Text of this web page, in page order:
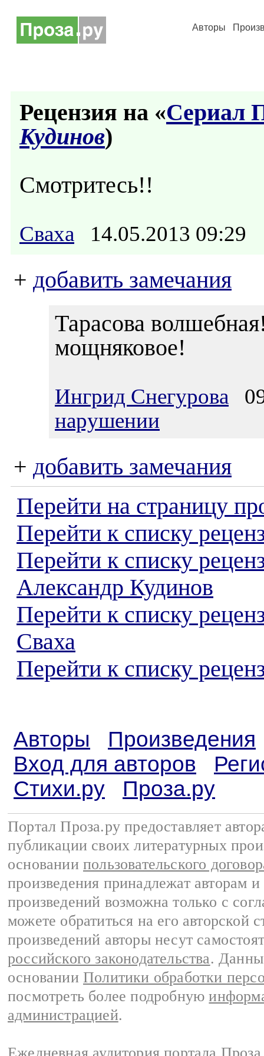
Авторы
Рецензия на «Сериал
Кудинов)
Смотритесь!!
Сваха 14.05.2013 09:29
+ добавить замечания
Тарасова
мощняковое!
Ингрид Снегурова
нарушении
+ добавить замечания
Перейти на страницу
Перейти к списку
Перейти к списку
Александр Кудинов
Перейти к списку
Сваха
Перейти к списку
Авторы
Произведения
Вход для авторов
Стихи.ру
Проза.ру
Портал Проза.ру предоставляет
публикации своих литературных
основании пользовательского
произведения принадлежат авторам
произведений возможна только с
можете обратиться на его авторской
произведений авторы несут
российского законодательства.
основании Политики обработки
посмотреть более подробную
администрацией.
Ежедневная аудитория портала